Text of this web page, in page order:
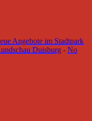
Angebote im Stadtpark
Duisburg - No